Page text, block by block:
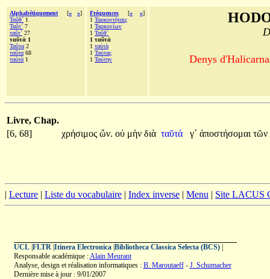
Alphabétiquement [« »]
Ταῦθ´ 1
Ταῦτ´ 7
ταῦτ´ 27
ταῦτά 1
Ταῦτα 2
ταῦτα 68
ταὐτὰ 1
Fréquences [« »]
1 Ταρκυνιήταις
1 Ταρκυνίων
1 Ταῦθ´
1 ταῦτά
1 ταὐτὰ
1 Ταύτας
1 Ταύτην Denys
Livre, Chap.
[6, 68]
χρήσιμος ὤν. οὐ μὴν διὰ ταῦτά γ´ ἀποστήσομαι τῶν
| Lecture | Liste du vocabulaire | Index inverse | Menu | Site LACUS
UCL| FLTR| Itinera Electronica| Bibliotheca Classica Selecta (BCS)|
Responsable académique :Alain Meurant
Analyse, design et réalisation informatiques : B. Maroutaeff- J. Schumacher
Dernière mise à jour : 9/01/2007